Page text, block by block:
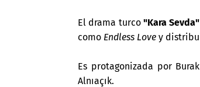
El drama turco"Kara Sevda"
como Endless Love y
Es protagonizada por
Alnıaçık.